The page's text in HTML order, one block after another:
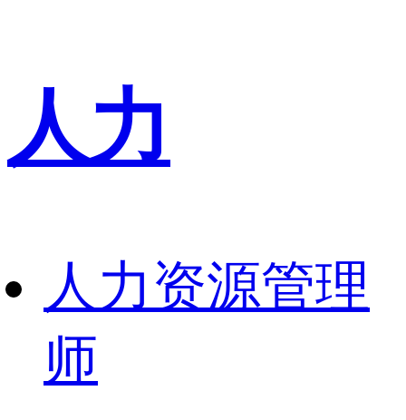
人力
人力资源管理
师